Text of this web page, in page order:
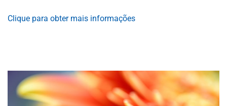
Clique para obter mais informações